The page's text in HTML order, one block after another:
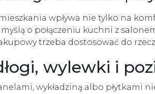
mieszkania wpływa nie tylko na
myślą o połączeniu kuchni z
trzeba dostosować do
wylewki i
wykładziną albo płytkami